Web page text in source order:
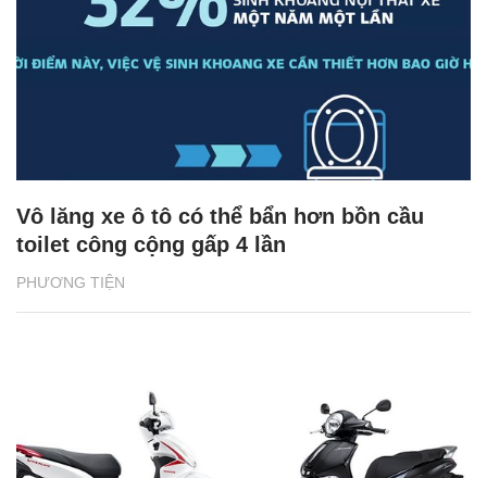
PHƯƠNG TIỆN
Vô lăng xe ô tô có thể bẩn hơn bồn cầu
toilet công cộng gấp 4 lần